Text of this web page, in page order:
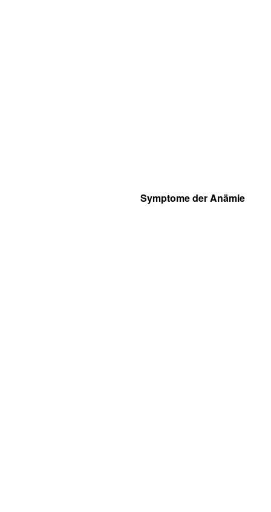
Symptome der Anämie